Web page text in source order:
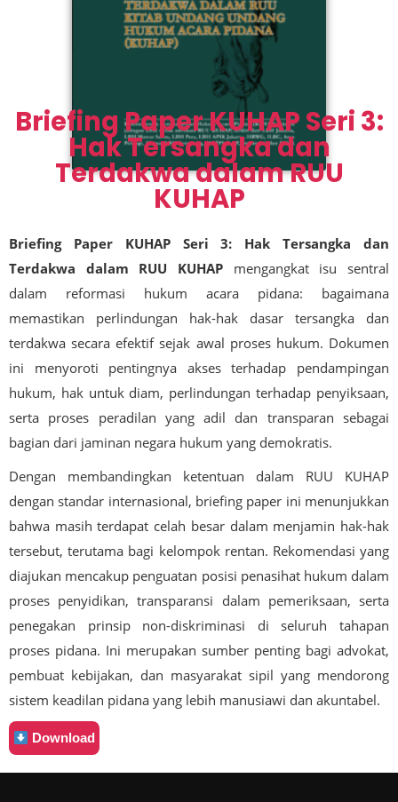
Briefing Paper KUHAP Seri 3:
Hak Tersangka dan
Terdakwa dalam RUU
KUHAP
Briefing Paper KUHAP Seri 3: Hak Tersangka dan
Terdakwa dalam RUU KUHAP mengangkat isu sentral
dalam reformasi hukum acara pidana: bagaimana
memastikan perlindungan hak-hak dasar tersangka dan
terdakwa secara efektif sejak awal proses hukum. Dokumen
ini menyoroti pentingnya akses terhadap pendampingan
hukum, hak untuk diam, perlindungan terhadap penyiksaan,
serta proses peradilan yang adil dan transparan sebagai
bagian dari jaminan negara hukum yang demokratis.
Dengan membandingkan ketentuan dalam RUU KUHAP
dengan standar internasional, briefing paper ini menunjukkan
bahwa masih terdapat celah besar dalam menjamin hak-hak
tersebut, terutama bagi kelompok rentan. Rekomendasi yang
diajukan mencakup penguatan posisi penasihat hukum dalam
proses penyidikan, transparansi dalam pemeriksaan, serta
penegakan prinsip non-diskriminasi di seluruh tahapan
proses pidana. Ini merupakan sumber penting bagi advokat,
pembuat kebijakan, dan masyarakat sipil yang mendorong
sistem keadilan pidana yang lebih manusiawi dan akuntabel.
Download